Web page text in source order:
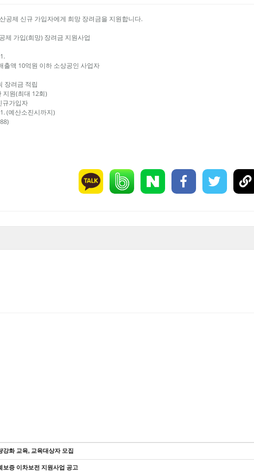
공제 신규 가입자에게 희망 장려금을 지원합니다.
제 가입(희망) 장려금 지원사업
출액 10억원 이하 소상공인 사업자
장려금 적립
지원(최대 12회)
규가입자
(예산소진시까지)
화 교육, 교육대상자 모집
증 이차보전 지원사업 공고